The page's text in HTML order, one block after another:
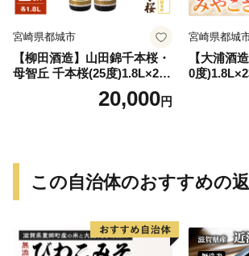
宮崎県都城市
【柳田酒造】山田錦千本桜・
母智丘 千本桜(25度)1.8L×2本
≪みやこんじょ特急便≫_AC
20,000円
宮崎県都城
【大浦酒
0度
特急便
この自治体のおすすめの